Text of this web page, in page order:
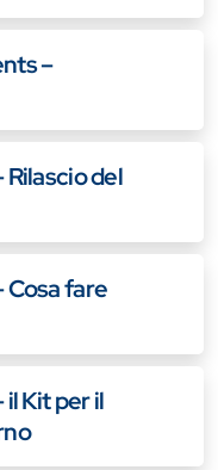
–
del
fare
Kit per il